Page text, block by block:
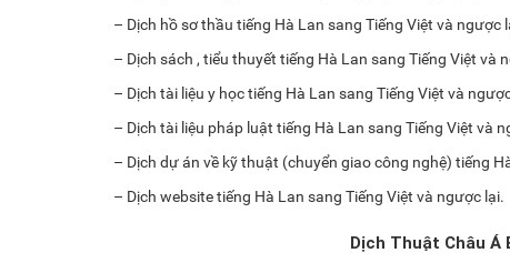
– Dịch hồ sơ thầu tiếng Hà Lan sang Tiếng Việt và ngược
– Dịch sách , tiểu thuyết tiếng Hà Lan sang Tiếng Việt và
– Dịch tài liệu y học tiếng Hà Lan sang Tiếng Việt và
– Dịch tài liệu pháp luật tiếng Hà Lan sang Tiếng Việt và
– Dịch dự án về kỹ thuật (chuyển giao công nghệ) tiếng
– Dịch website tiếng Hà Lan sang Tiếng Việt và ngược lại.
Dịch Thuật Châu Á